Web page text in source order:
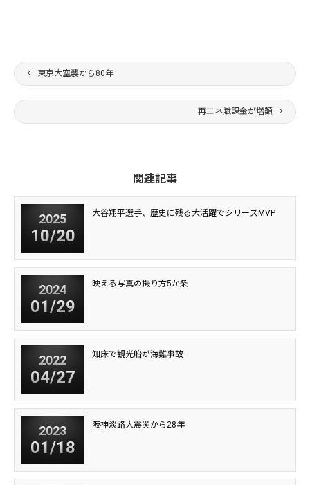
← 東京大空襲から80年
再エネ賦課金が増額 →
関連記事
2025
10/20
大谷翔平選手、歴史に残る大活躍でシリーズMVP
2024
01/29
映える写真の撮り方5か条
2022
04/27
知床で観光船が海難事故
2023
01/18
阪神淡路大震災から28年